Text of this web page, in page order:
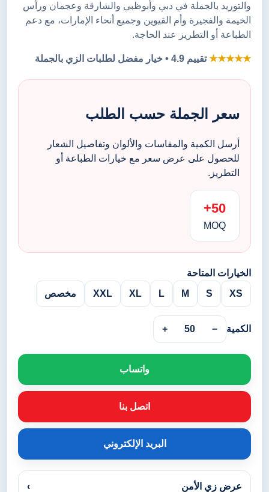
والتوريد بالجملة في دبي وأبوظبي والشارقة وعجمان ورأس
الخيمة والفجيرة وأم القيوين وجميع أنحاء الإمارات، مع دعم
الطباعة أو التطريز عند الحاجة.
★★★★★تقييم 4.9 • خيار مفضل لطلبات الزي بالجملة
سعر الجملة حسب الطلب
أرسل الكمية والمقاسات والألوان وتفاصيل الشعار
للحصول على عرض سعر مع خيارات الطباعة أو
التطريز.
50+
MOQ
الخيارات المتاحة
XS
S
M
L
XL
XXL مخصص
الكمية −
50
+
واتساب
اتصل بنا
البريد الإلكتروني
عرض زي الأمن ›